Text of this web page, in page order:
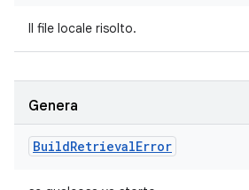
Il file locale risolto.
Genera
BuildRetrievalError